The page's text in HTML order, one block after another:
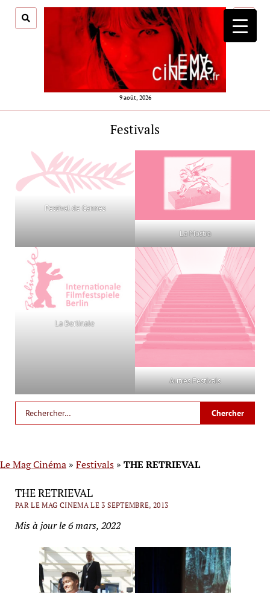
9 août, 2026
menu
Festivals
Festival de Cannes
La Mostra
La Berlinale
Autres Festivals
Le Mag Cinéma » Festivals » THE RETRIEVAL
THE RETRIEVAL
PAR LE MAG CINEMA LE 3 SEPTEMBRE, 2013
Mis à jour le 6 mars, 2022